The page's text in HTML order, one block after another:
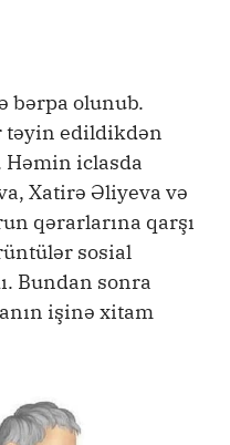
bərpa olunub.
təyin edildikdən
iclasda
Xatirə Əliyeva və
qərarlarına qarşı
sosial
Bundan sonra
işinə xitam